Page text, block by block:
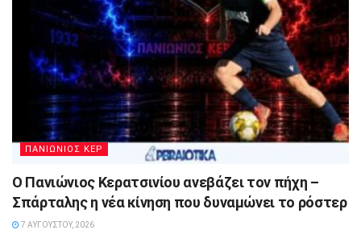
ΠΑΝΙΩΝΙΟΣ ΚΕΡ
Ο Πανιώνιος Κερατσινίου ανεβάζει τον πήχη –
Σπάρταλης η νέα κίνηση που δυναμώνει το ρόστερ
7 ΑΥΓΟΎΣΤΟΥ, 2026